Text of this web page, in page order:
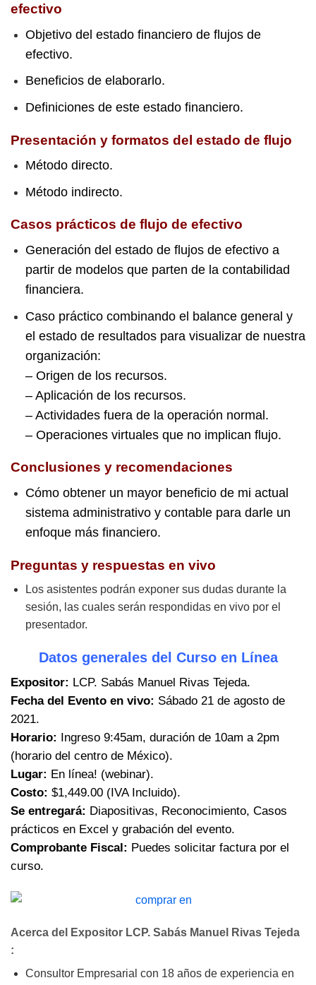
efectivo
Objetivo del estado financiero de flujos de
efectivo.
Beneficios de elaborarlo.
Definiciones de este estado financiero.
Presentación y formatos del estado de flujo
Método directo.
Método indirecto.
Casos prácticos de flujo de efectivo
Generación del estado de flujos de efectivo a
partir de modelos que parten de la contabilidad
financiera.
Caso práctico combinando el balance general y
el estado de resultados para visualizar de nuestra
organización:
– Origen de los recursos.
– Aplicación de los recursos.
– Actividades fuera de la operación normal.
– Operaciones virtuales que no implican flujo.
Conclusiones y recomendaciones
Cómo obtener un mayor beneficio de mi actual
sistema administrativo y contable para darle un
enfoque más financiero.
Preguntas y respuestas en vivo
Los asistentes podrán exponer sus dudas durante la
sesión, las cuales serán respondidas en vivo por el
presentador.
Datos generales del Curso en Línea
Expositor: LCP. Sabás Manuel Rivas Tejeda.
Fecha del Evento en vivo: Sábado 21 de agosto de
2021.
Horario: Ingreso 9:45am, duración de 10am a 2pm
(horario del centro de México).
Lugar: En línea! (webinar).
Costo: $1,449.00 (IVA Incluido).
Se entregará: Diapositivas, Reconocimiento, Casos
prácticos en Excel y grabación del evento.
Comprobante Fiscal: Puedes solicitar factura por el
curso.
Acerca del Expositor LCP. Sabás Manuel Rivas Tejeda
:
Consultor Empresarial con 18 años de experiencia en